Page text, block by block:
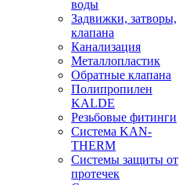
воды
Задвижки, затворы,
клапана
Канализация
Металлопластик
Обратные клапана
Полипропилен
KALDE
Резьбовые фитинги
Система KAN-
THERM
Системы защиты от
протечек